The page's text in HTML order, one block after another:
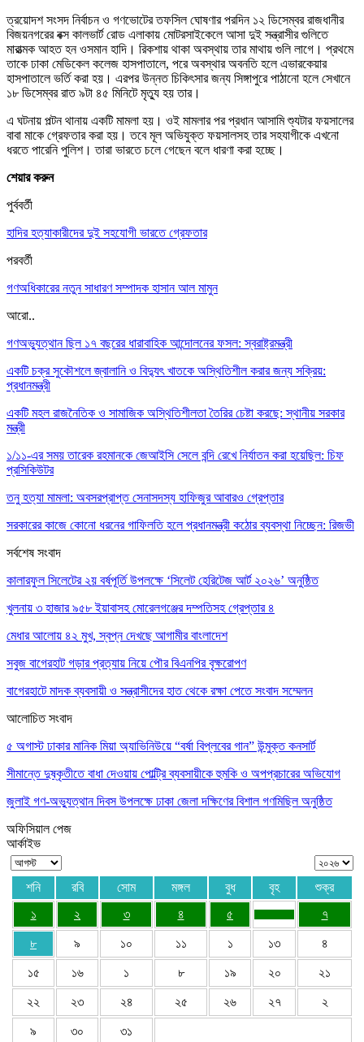
ত্রয়োদশ সংসদ নির্বাচন ও গণভোটের তফসিল ঘোষণার পরদিন ১২ ডিসেম্বর রাজধানীর
বিজয়নগরের বক্স কালভার্ট রোড এলাকায় মোটরসাইকেলে আসা দুই সন্ত্রাসীর গুলিতে
মারাত্মক আহত হন ওসমান হাদি। রিকশায় থাকা অবস্থায় তার মাথায় গুলি লাগে। প্রথমে
তাকে ঢাকা মেডিকেল কলেজ হাসপাতালে, পরে অবস্থার অবনতি হলে এভারকেয়ার
হাসপাতালে ভর্তি করা হয়। এরপর উন্নত চিকিৎসার জন্য সিঙ্গাপুরে পাঠানো হলে সেখানে
১৮ ডিসেম্বর রাত ৯টা ৪৫ মিনিটে মৃত্যু হয় তার।
এ ঘটনায় পল্টন থানায় একটি মামলা হয়। ওই মামলার পর প্রধান আসামি শ্যুটার ফয়সালের
বাবা মাকে গ্রেফতার করা হয়। তবে মূল অভিযুক্ত ফয়সালসহ তার সহযাগীকে এখনো
ধরতে পারেনি পুলিশ। তারা ভারতে চলে গেছেন বলে ধারণা করা হচ্ছে।
শেয়ার করুন
পুর্ববর্তী
হাদির হত্যাকারীদের দুই সহযোগী ভারতে গ্রেফতার
পরবর্তী
গণঅধিকারের নতুন সাধারণ সম্পাদক হাসান আল মামুন
আরো..
গণঅভ্যুত্থান ছিল ১৭ বছরের ধারাবাহিক আন্দোলনের ফসল: স্বরাষ্ট্রমন্ত্রী
একটি চক্র সুকৌশলে জ্বালানি ও বিদ্যুৎ খাতকে অস্থিতিশীল করার জন্য সক্রিয়:
প্রধানমন্ত্রী
একটি মহল রাজনৈতিক ও সামাজিক অস্থিতিশীলতা তৈরির চেষ্টা করছে: স্থানীয় সরকার
মন্ত্রী
১/১১-এর সময় তারেক রহমানকে জেআইসি সেলে বন্দি রেখে নির্যাতন করা হয়েছিল: চিফ
প্রসিকিউটর
তনু হত্যা মামলা: অবসরপ্রাপ্ত সেনাসদস্য হাফিজুর আবারও গ্রেপ্তার
সরকারের কাজে কোনো ধরনের গাফিলতি হলে প্রধানমন্ত্রী কঠোর ব্যবস্থা নিচ্ছেন: রিজভী
সর্বশেষ সংবাদ
কালারফুল সিলেটের ২য় বর্ষপূর্তি উপলক্ষে ‘সিলেট হেরিটেজ আর্ট ২০২৬’ অনুষ্ঠিত
খুলনায় ৩ হাজার ৯৫৮ ইয়াবাসহ মোরেলগঞ্জের দম্পতিসহ গ্রেপ্তার ৪
মেধার আলোয় ৪২ মুখ, স্বপ্ন দেখছে আগামীর বাংলাদেশ
সবুজ বাগেরহাট গড়ার প্রত্যায় নিয়ে পৌর বিএনপির বৃক্ষরোপণ
বাগেরহাটে মাদক ব্যবসায়ী ও সন্ত্রাসীদের হাত থেকে রক্ষা পেতে সংবাদ সম্মেলন
আলোচিত সংবাদ
৫ অগাস্ট ঢাকার মানিক মিয়া অ্যাভিনিউয়ে “বর্ষা বিপ্লবের গান” উন্মুক্ত কনসার্ট
সীমান্তে দুষ্কৃতীতে বাধা দেওয়ায় পোল্ট্রি ব্যবসায়ীকে হুমকি ও অপপ্রচারের অভিযোগ
জুলাই গণ-অভ্যুত্থান দিবস উপলক্ষে ঢাকা জেলা দক্ষিণের বিশাল গণমিছিল অনুষ্ঠিত
অফিসিয়াল পেজ
আর্কাইভ
শনি রবি সোম মঙ্গল বুধ বৃহ
শুক্র
১
২ ৩ ৪ ৫ ৭
৮ ৯ ১০ ১১ ১ ১৩ ৪
১৫ ১৬ ১ ৮ ১৯ ২০ ২১
২২ ২৩ ২৪ ২৫ ২৬ ২৭ ২
৯ ৩০ ৩১